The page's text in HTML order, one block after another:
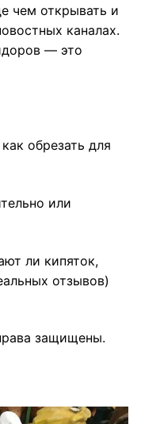
чем открывать и
каналах.
— это
обрезать для
или
ли кипяток,
отзывов)
защищены.